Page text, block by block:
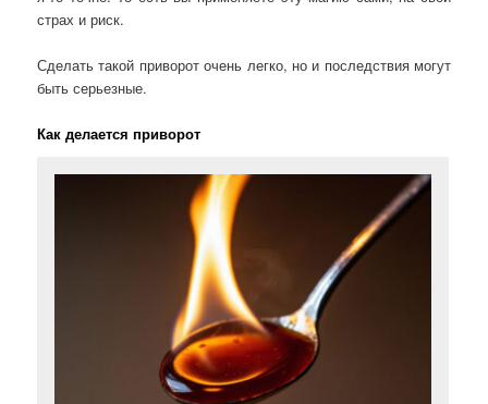
страх и риск.
Сделать такой приворот очень легко, но и последствия могут
быть серьезные.
Как делается приворот